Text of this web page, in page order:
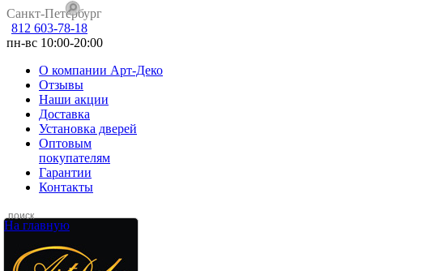
Санкт-Петербург
812 603-78-18
пн-вс 10:00-20:00
О компании Арт-Деко
Отзывы
Наши акции
Доставка
Установка дверей
Оптовым
покупателям
Гарантии
Контакты
На главную